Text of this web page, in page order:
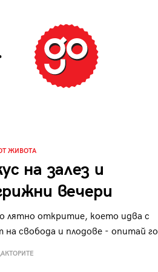
ЖИВОТА
на залез и
вечери
лятно откритие, което идва с
на свобода и плодове - опитай го